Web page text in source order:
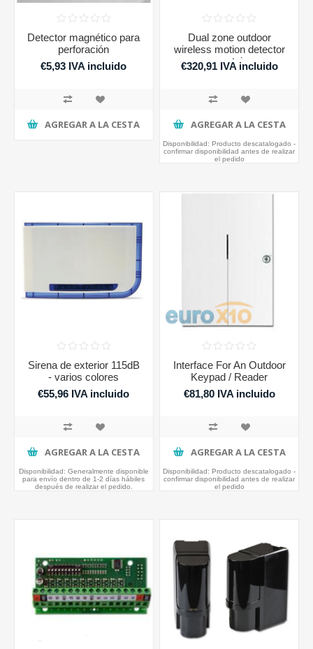
Detector magnético para
perforación
€5,93 IVA incluido
AGREGAR A LA CESTA
Dual zone outdoor
wireless motion detector
- curtain
€320,91 IVA incluido
AGREGAR A LA CESTA
Disponibilidad: Producto descatalogado -
confirmar disponibilidad antes de realizar
el pedido
Sirena de exterior 115dB
- varios colores
€55,96 IVA incluido
AGREGAR A LA CESTA
Disponibilidad: Generalmente disponible
para envío dentro de 1-2 días hábiles
después de realizar el pedido.
Interface For An Outdoor
Keypad / Reader
€81,80 IVA incluido
AGREGAR A LA CESTA
Disponibilidad: Producto descatalogado -
confirmar disponibilidad antes de realizar
el pedido